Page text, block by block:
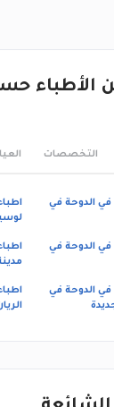
الأطباء
التخصصات
في الدوحة في
في الدوحة في
في الدوحة في